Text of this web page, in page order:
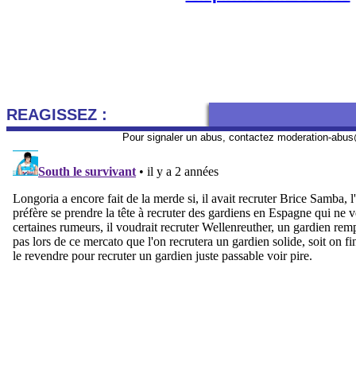
REAGISSEZ :
Pour signaler un abus, contactez moderation-